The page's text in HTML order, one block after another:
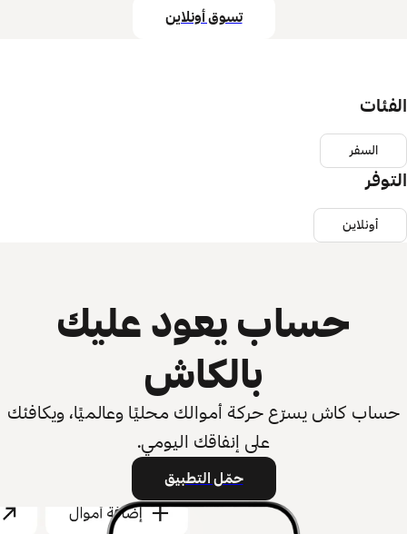
تسوق أونلاين
الفئات
السفر
التوفر
أونلاين
حساب يعود عليك
بالكاش
حساب كاش يسرّع حركة أموالك محليًا وعالميًا، ويكافئك
على إنفاقك اليومي.
حمّل التطبيق